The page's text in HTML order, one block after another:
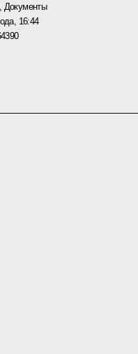
Документы
16:44